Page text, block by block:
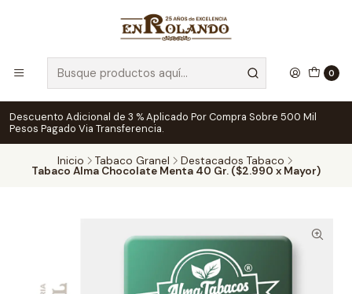
0
Descuento Adicional de 3 % Aplicado Por Compra Sobre 500 Mil
Pesos Pagado Via Transferencia.
Inicio Tabaco Granel Destacados Tabaco
Tabaco Alma Chocolate Menta 40 Gr. ($2.990 x Mayor)